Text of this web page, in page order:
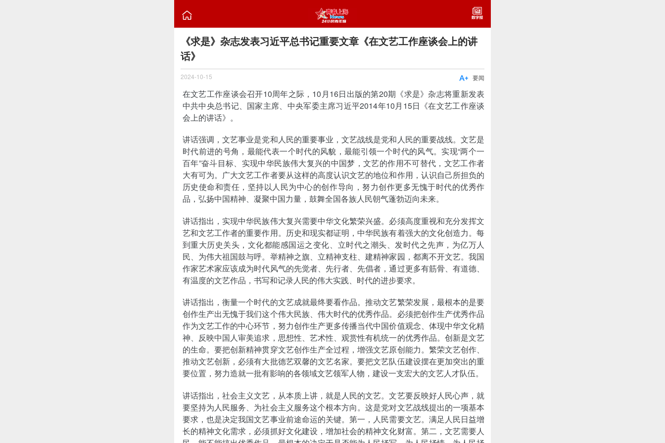

《求是》杂志发表习近平总书记重要文章《在文艺工作座谈会上的讲
话》
2024-10-15 要闻

在文艺工作座谈会召开10周年之际，10月16日出版的第20期《求是》杂志将重新发表
中共中央总书记、国家主席、中央军委主席习近平2014年10月15日《在文艺工作座谈
会上的讲话》。
讲话强调，文艺事业是党和人民的重要事业，文艺战线是党和人民的重要战线。文艺是
时代前进的号角，最能代表一个时代的风貌，最能引领一个时代的风气。实现“两个一
百年”奋斗目标、实现中华民族伟大复兴的中国梦，文艺的作用不可替代，文艺工作者
大有可为。广大文艺工作者要从这样的高度认识文艺的地位和作用，认识自己所担负的
历史使命和责任，坚持以人民为中心的创作导向，努力创作更多无愧于时代的优秀作
品，弘扬中国精神、凝聚中国力量，鼓舞全国各族人民朝气蓬勃迈向未来。
讲话指出，实现中华民族伟大复兴需要中华文化繁荣兴盛。必须高度重视和充分发挥文
艺和文艺工作者的重要作用。历史和现实都证明，中华民族有着强大的文化创造力。每
到重大历史关头，文化都能感国运之变化、立时代之潮头、发时代之先声，为亿万人
民、为伟大祖国鼓与呼。举精神之旗、立精神支柱、建精神家园，都离不开文艺。我国
作家艺术家应该成为时代风气的先觉者、先行者、先倡者，通过更多有筋骨、有道德、
有温度的文艺作品，书写和记录人民的伟大实践、时代的进步要求。
讲话指出，衡量一个时代的文艺成就最终要看作品。推动文艺繁荣发展，最根本的是要
创作生产出无愧于我们这个伟大民族、伟大时代的优秀作品。必须把创作生产优秀作品
作为文艺工作的中心环节，努力创作生产更多传播当代中国价值观念、体现中华文化精
神、反映中国人审美追求，思想性、艺术性、观赏性有机统一的优秀作品。创新是文艺
的生命。要把创新精神贯穿文艺创作生产全过程，增强文艺原创能力。繁荣文艺创作、
推动文艺创新，必须有大批德艺双馨的文艺名家。要把文艺队伍建设摆在更加突出的重
要位置，努力造就一批有影响的各领域文艺领军人物，建设一支宏大的文艺人才队伍。
讲话指出，社会主义文艺，从本质上讲，就是人民的文艺。文艺要反映好人民心声，就
要坚持为人民服务、为社会主义服务这个根本方向。这是党对文艺战线提出的一项基本
要求，也是决定我国文艺事业前途命运的关键。第一，人民需要文艺。满足人民日益增
长的精神文化需求，必须抓好文化建设，增加社会的精神文化财富。第二，文艺需要人